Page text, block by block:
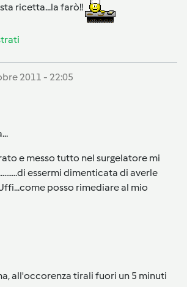
ricetta...la farò!!
2011 - 22:05
e messo tutto nel surgelatore mi
essermi dimenticata di averle
posso rimediare al mio
all'occorenza tirali fuori un 5 minuti